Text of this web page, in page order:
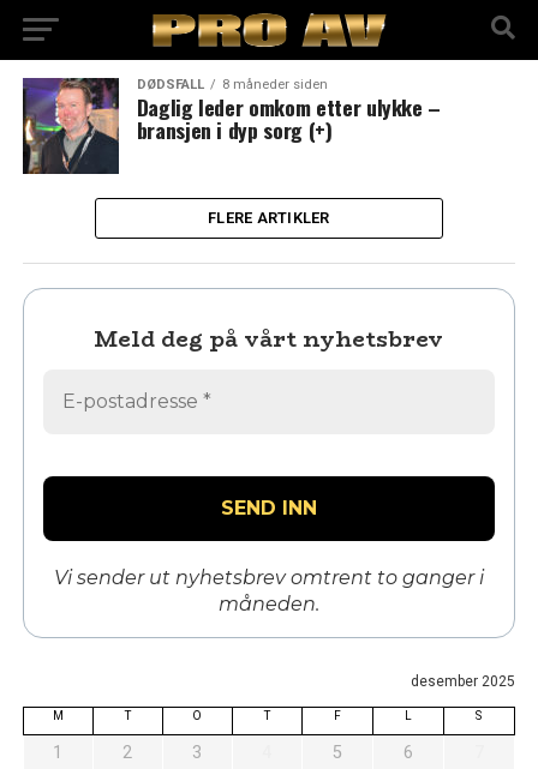
DØDSFALL 8 måneder siden
Daglig leder omkom etter ulykke –
bransjen i dyp sorg (+)
FLERE ARTIKLER
Meld deg på vårt nyhetsbrev
Vi sender ut nyhetsbrev omtrent to ganger i
måneden.
desember 2025
M T O T F S
1 2 3 5 6